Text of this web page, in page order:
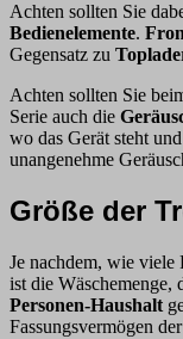
Achten sollten Sie
Bedienelemente.
Gegensatz zu
Achten sollten Sie
Serie auch die
wo das Gerät steht
unangenehme
Größe der
Je nachdem, wie viele
ist die Wäschemenge,
Personen-Haushalt
Fassungsvermögen der